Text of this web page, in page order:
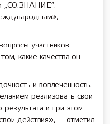
„СО.ЗНАНИЕ“.
—
участников
какие качества он
и вовлеченность.
реализовать свои
результата и при этом
действия», — отметил